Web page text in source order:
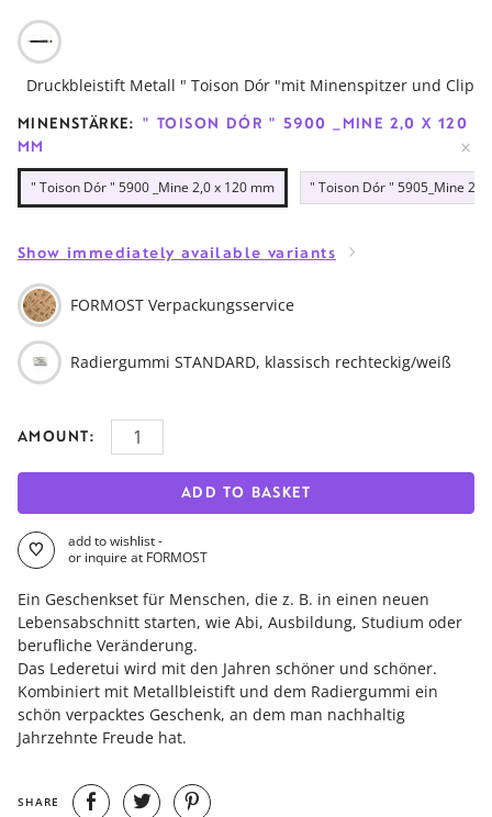
Druckbleistift Metall " Toison Dór "mit Minenspitzer und Clip
MINENSTÄRKE: " TOISON DÓR " 5900 _MINE 2,0 X 120
MM
" Toison Dór " 5900 _Mine 2,0 x 120 mm " Toison Dór " 5905_Mine 2,5
Show immediately available variants
FORMOST Verpackungsservice
Radiergummi STANDARD, klassisch rechteckig/weiß
AMOUNT:
ADD TO BASKET
add to wishlist -
or inquire at FORMOST
Ein Geschenkset für Menschen, die z. B. in einen neuen
Lebensabschnitt starten, wie Abi, Ausbildung, Studium oder
berufliche Veränderung.
Das Lederetui wird mit den Jahren schöner und schöner.
Kombiniert mit Metallbleistift und dem Radiergummi ein
schön verpacktes Geschenk, an dem man nachhaltig
Jahrzehnte Freude hat.
SHARE